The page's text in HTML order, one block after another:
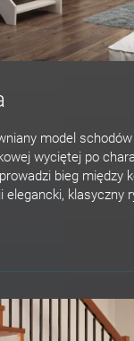
model
wyciętej po
bieg między
elegancki, klasyczny